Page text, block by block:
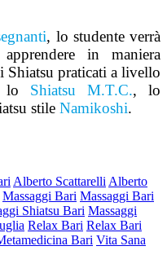
, lo studente verrà
in maniera
praticati a livello
lo Shiatsu M.T.C., lo
stile Namikoshi.
Alberto Scattarelli Alberto
Massaggi Bari Massaggi Bari
Shiatsu Bari Massaggi
Relax Bari Relax Bari
Bari Vita Sana